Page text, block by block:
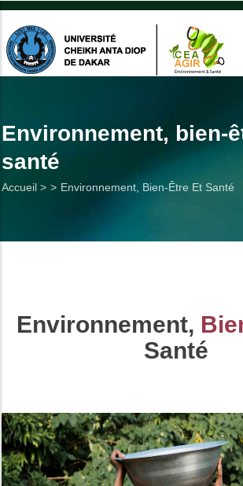
Aller
contenu
principal
Environnement, bien-
santé
Fil
Accueil > Environnement, Bien-Être Et Santé
Environnement,
Santé